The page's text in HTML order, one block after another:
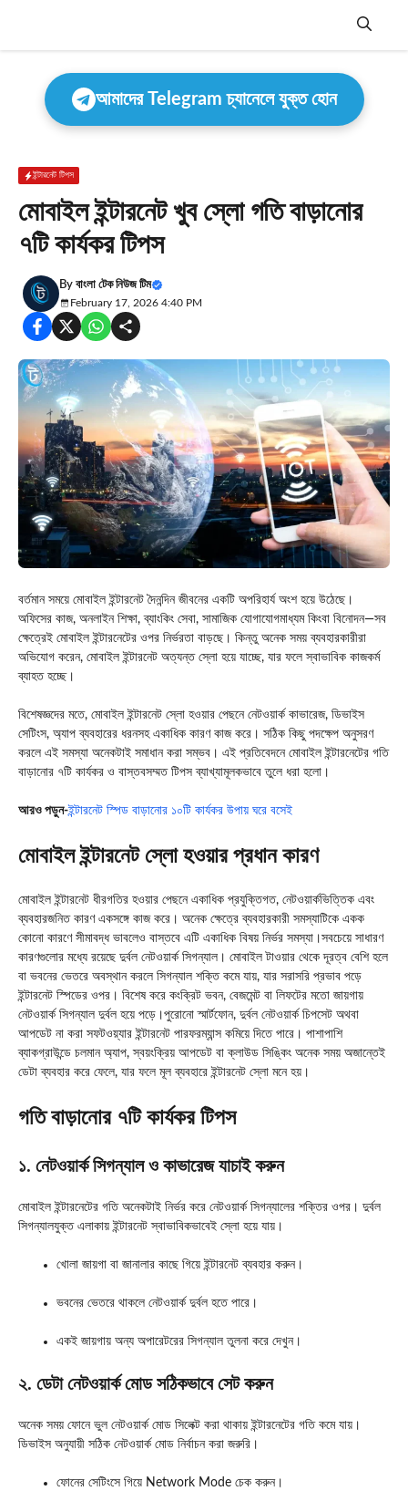
Menu
আমাদের Telegram চ্যানেলে যুক্ত হোন
ইন্টারনেট টিপস
মোবাইল ইন্টারনেট খুব স্লো গতি বাড়ানোর
৭টি কার্যকর টিপস
By বাংলা টেক নিউজ টিম
February 17, 2026 4:40 PM
বর্তমান সময়ে মোবাইল ইন্টারনেট দৈনন্দিন জীবনের একটি অপরিহার্য অংশ হয়ে উঠেছে।
অফিসের কাজ, অনলাইন শিক্ষা, ব্যাংকিং সেবা, সামাজিক যোগাযোগমাধ্যম কিংবা বিনোদন—সব
ক্ষেত্রেই মোবাইল ইন্টারনেটের ওপর নির্ভরতা বাড়ছে। কিন্তু অনেক সময় ব্যবহারকারীরা
অভিযোগ করেন, মোবাইল ইন্টারনেট অত্যন্ত স্লো হয়ে যাচ্ছে, যার ফলে স্বাভাবিক কাজকর্ম
ব্যাহত হচ্ছে।
বিশেষজ্ঞদের মতে, মোবাইল ইন্টারনেট স্লো হওয়ার পেছনে নেটওয়ার্ক কাভারেজ, ডিভাইস
সেটিংস, অ্যাপ ব্যবহারের ধরনসহ একাধিক কারণ কাজ করে। সঠিক কিছু পদক্ষেপ অনুসরণ
করলে এই সমস্যা অনেকটাই সমাধান করা সম্ভব। এই প্রতিবেদনে মোবাইল ইন্টারনেটের গতি
বাড়ানোর ৭টি কার্যকর ও বাস্তবসম্মত টিপস ব্যাখ্যামূলকভাবে তুলে ধরা হলো।
আরও পড়ুন-ইন্টারনেট স্পিড বাড়ানোর ১০টি কার্যকর উপায় ঘরে বসেই
মোবাইল ইন্টারনেট স্লো হওয়ার প্রধান কারণ
মোবাইল ইন্টারনেট ধীরগতির হওয়ার পেছনে একাধিক প্রযুক্তিগত, নেটওয়ার্কভিত্তিক এবং
ব্যবহারজনিত কারণ একসঙ্গে কাজ করে। অনেক ক্ষেত্রে ব্যবহারকারী সমস্যাটিকে একক
কোনো কারণে সীমাবদ্ধ ভাবলেও বাস্তবে এটি একাধিক বিষয় নির্ভর সমস্যা।সবচেয়ে সাধারণ
কারণগুলোর মধ্যে রয়েছে দুর্বল নেটওয়ার্ক সিগন্যাল। মোবাইল টাওয়ার থেকে দূরত্ব বেশি হলে
বা ভবনের ভেতরে অবস্থান করলে সিগন্যাল শক্তি কমে যায়, যার সরাসরি প্রভাব পড়ে
ইন্টারনেট স্পিডের ওপর। বিশেষ করে কংক্রিট ভবন, বেজমেন্ট বা লিফটের মতো জায়গায়
নেটওয়ার্ক সিগন্যাল দুর্বল হয়ে পড়ে।পুরোনো স্মার্টফোন, দুর্বল নেটওয়ার্ক চিপসেট অথবা
আপডেট না করা সফটওয়্যার ইন্টারনেট পারফরম্যান্স কমিয়ে দিতে পারে। পাশাপাশি
ব্যাকগ্রাউন্ডে চলমান অ্যাপ, স্বয়ংক্রিয় আপডেট বা ক্লাউড সিঙ্কিং অনেক সময় অজান্তেই
ডেটা ব্যবহার করে ফেলে, যার ফলে মূল ব্যবহারে ইন্টারনেট স্লো মনে হয়।
গতি বাড়ানোর ৭টি কার্যকর টিপস
১. নেটওয়ার্ক সিগন্যাল ও কাভারেজ যাচাই করুন
মোবাইল ইন্টারনেটের গতি অনেকটাই নির্ভর করে নেটওয়ার্ক সিগন্যালের শক্তির ওপর। দুর্বল
সিগন্যালযুক্ত এলাকায় ইন্টারনেট স্বাভাবিকভাবেই স্লো হয়ে যায়।
খোলা জায়গা বা জানালার কাছে গিয়ে ইন্টারনেট ব্যবহার করুন।
ভবনের ভেতরে থাকলে নেটওয়ার্ক দুর্বল হতে পারে।
একই জায়গায় অন্য অপারেটরের সিগন্যাল তুলনা করে দেখুন।
২. ডেটা নেটওয়ার্ক মোড সঠিকভাবে সেট করুন
অনেক সময় ফোনে ভুল নেটওয়ার্ক মোড সিলেক্ট করা থাকায় ইন্টারনেটের গতি কমে যায়।
ডিভাইস অনুযায়ী সঠিক নেটওয়ার্ক মোড নির্বাচন করা জরুরি।
ফোনের সেটিংসে গিয়ে Network Mode চেক করুন।